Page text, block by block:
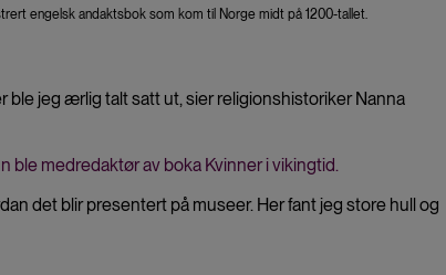
engelsk andaktsbok som kom til Norge midt på 1200-tallet.
jeg ærlig talt satt ut, sier religionshistoriker Nanna
ble medredaktør av boka Kvinner i vikingtid.
det blir presentert på museer. Her fant jeg store hull og